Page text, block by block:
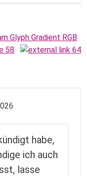
habe,
ich auch
lasse